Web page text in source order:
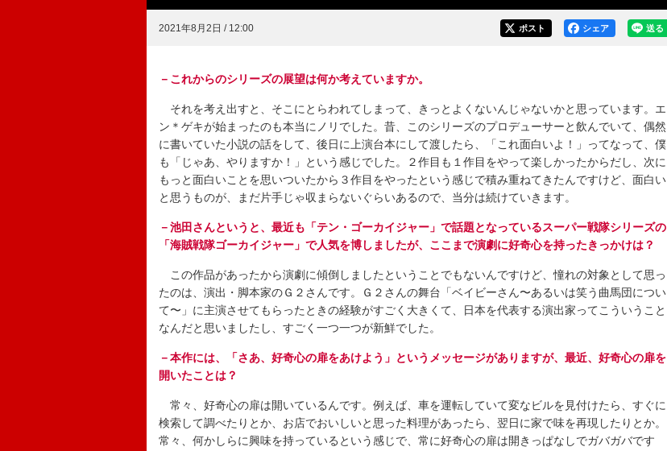
2021年8月2日 / 12:00 送る
シェア
ポスト
－これからのシリーズの展望は何か考えていますか。
それを考え出すと、そこにとらわれてしまって、きっとよくないんじゃないかと思っています。エ
ン＊ゲキが始まったのも本当にノリでした。昔、このシリーズのプロデューサーと飲んでいて、偶然
に書いていた小説の話をして、後日に上演台本にして渡したら、「これ面白いよ！」ってなって、僕
も「じゃあ、やりますか！」という感じでした。２作目も１作目をやって楽しかったからだし、次に
もっと面白いことを思いついたから３作目をやったという感じで積み重ねてきたんですけど、面白い
と思うものが、まだ片手じゃ収まらないぐらいあるので、当分は続けていきます。
－池田さんというと、最近も「テン・ゴーカイジャー」で話題となっているスーパー戦隊シリーズの
「海賊戦隊ゴーカイジャー」で人気を博しましたが、ここまで演劇に好奇心を持ったきっかけは？
この作品があったから演劇に傾倒しましたということでもないんですけど、憧れの対象として思っ
たのは、演出・脚本家のＧ２さんです。Ｇ２さんの舞台「ベイビーさん〜あるいは笑う曲馬団につい
て〜」に主演させてもらったときの経験がすごく大きくて、日本を代表する演出家ってこういうこと
なんだと思いましたし、すごく一つ一つが新鮮でした。
－本作には、「さあ、好奇心の扉をあけよう」というメッセージがありますが、最近、好奇心の扉を
開いたことは？
常々、好奇心の扉は開いているんです。例えば、車を運転していて変なビルを見付けたら、すぐに
検索して調べたりとか、お店でおいしいと思った料理があったら、翌日に家で味を再現したりとか。
常々、何かしらに興味を持っているという感じで、常に好奇心の扉は開きっぱなしでガバガバです